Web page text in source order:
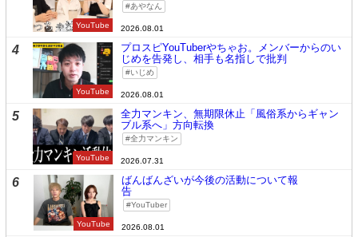
YouTube
あやなん
2026.08.01
4
YouTube
プロスピYouTuberやちゃお。メンバーからのい
じめを告発し、相手も名指しで批判
いじめ
2026.08.01
5
YouTube
全力マンキン、無期限休止「風俗系からギャン
ブル系へ」方向転換
全力マンキン
2026.07.31
6
YouTube
ばんばんざいが今後の活動について報
告
YouTuber
2026.08.01